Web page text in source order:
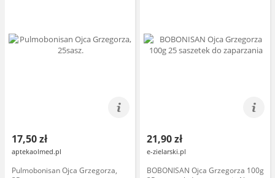
17,50 zł
aptekaolmed.pl
Pulmobonisan Ojca Grzegorza,
21,90 zł
e-zielarski.pl
BOBONISAN Ojca Grzegorza 100g